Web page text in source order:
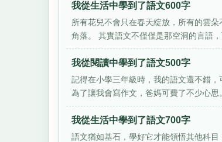
我從生活中學到了語文600字
所有花兒不會只在春天綻放，所有的雲
角落。 其實語文不僅僅是那空洞的言語
我從閱讀中學到了語文500字
記得在小學三年級時，我的語文還不錯
為了讓我會寫作文，爸媽可費了不少心思
我從生活中學到了語文700字
語文猶如基石，學好它才能領悟其他科